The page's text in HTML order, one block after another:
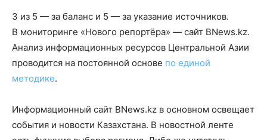
3 из 5 — за баланс и 5 — за указание источников.
В мониторинге «Нового репортёра» — сайт BNews.kz.
Анализ информационных ресурсов Центральной Азии
проводится на постоянной основе по единой
методике.
Информационный сайт BNews.kz в основном освещает
события и новости Казахстана. В новостной ленте